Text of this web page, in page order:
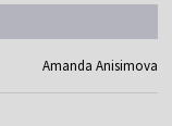
Amanda Anisimova